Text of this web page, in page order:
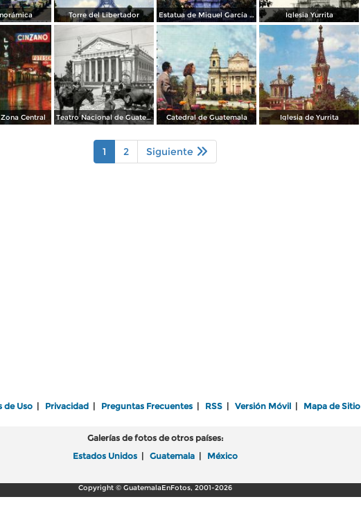
Torre del Libertador Estatua de Miguel García Granados Iglesia Yurrita
Central Teatro Nacional de Guatemala Catedral de Guatemala Iglesia de Yurrita
1 2 Siguiente
de Uso Privacidad Preguntas Frecuentes RSS Versión Móvil Mapa de Sitio
Galerías de fotos de otros países:
Estados Unidos
Guatemala México
Copyright © GuatemalaEnFotos, 2001-2026